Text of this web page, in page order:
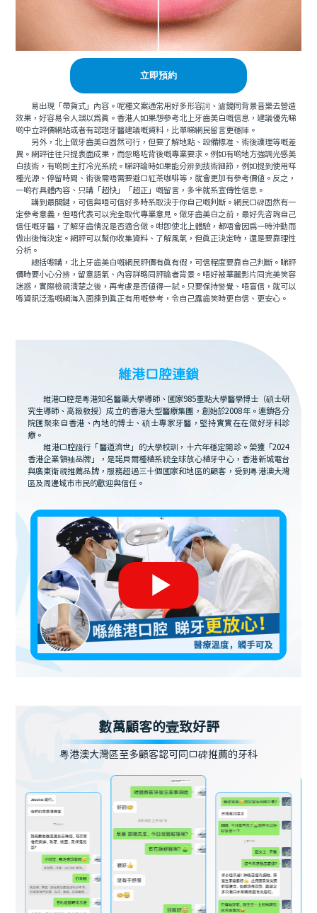
立即預約
易出現「帶貨式」內容。呢種文案通常用好多形容詞、濾鏡同背景音樂去營造
效果，好容易令人誤以爲真。香港人如果想參考北上牙齒美白嘅信息，建議優先睇
啲中立評價網站或者有認證牙醫建議嘅資料，比單睇網民留言更穩陣。
另外，北上做牙齒美白固然可行，但要了解地點、設備標准、術後護理等嘅差
異。網評往往只提表面成果，而忽略咗背後嘅專業要求。例如有啲地方強調光感美
白技術，有啲則主打冷光系統。睇評論時如果能分辨到技術細節，例如提到使用咩
種光源、停留時間、術後需唔需要避口紅茶咖啡等，就會更加有參考價值。反之，
一啲冇具體內容、只講「超快」「超正」嘅留言，多半就系宣傳性信息。
講到最關鍵，可信與唔可信好多時系取決于你自己嘅判斷。網民口碑固然有一
定參考意義，但唔代表可以完全取代專業意見。做牙齒美白之前，最好先咨詢自己
信任嘅牙醫，了解牙齒情況是否適合做。咁即使北上體驗，都唔會因爲一時沖動而
做出後悔決定。網評可以幫你收集資料、了解風氣，但真正決定時，還是要靠理性
分析。
總括嚟講，北上牙齒美白嘅網民評價有真有假，可信程度要靠自己判斷。睇評
價時要小心分辨，留意語氣、內容詳略同評論者背景。唔好被華麗影片同完美笑容
迷惑，實際檢視清楚之後，再考慮是否值得一試。只要保持警覺、唔盲信，就可以
喺資訊泛濫嘅網海入面揀到真正有用嘅參考，令自己露齒笑時更自信、更安心。
維港口腔連鎖
維港口腔是粵港知名醫藥大學導師、國家985重點大學醫學博士（碩士研
究生導師、高級教授）成立的香港大型醫療集團，創始於2008年。連鎖各分
院匯聚來自香港、內地的博士、碩士專家牙醫，堅持實實在在做好牙科診
療。
維港口腔踐行「醫道濟世」的大學校訓，十六年穩定開診。榮獲「2024
香港企業領袖品牌」，是諾貝爾種植系統全球放心植牙中心，香港新城電台
與廣東衛視推薦品牌，服務超過三十個國家和地區的顧客，受到粵港澳大灣
區及周邊城市市民的歡迎與信任。
數萬顧客的壹致好評
粵港澳大灣區至多顧客認可同口碑推薦的牙科